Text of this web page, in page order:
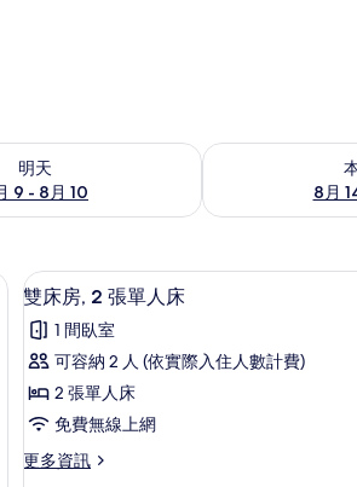
明天
9 - 8月 10
8月 10) 的供應情況
8月
查看本週末 (8月
無線上網、床單
顯
示
雙
床
房,
張
雙床房, 2 張
2
雙床房, 2 張單人床
1 間臥室
可容納 2 人 (依實際入住人數計費)
2 張單人床
免費無線上網
更多資訊
更